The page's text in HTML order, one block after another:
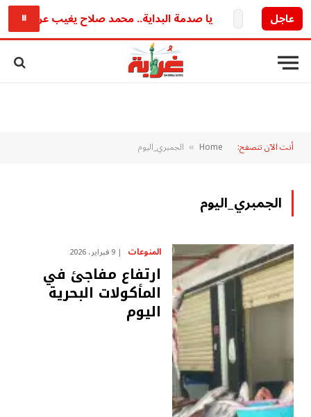
عاجل
قريبا يا صدمة البداية.. محمد صلاح يغيب عن ودية⏸
أنت الآن تتصفح: Home
» الجمبري_اليوم
الجمبري_اليوم
المنوعات 9 فبراير، 2026
ارتفاع مفاجئ في
المأكولات البحرية
اليوم